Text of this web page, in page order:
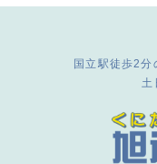
国立駅徒歩2
土